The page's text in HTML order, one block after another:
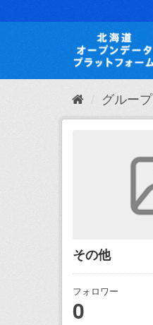
キ
て
グループ
その他
フォロワー
0